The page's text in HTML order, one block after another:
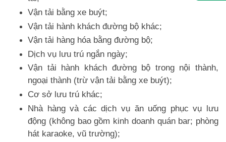
Vận tải bằng xe buýt;
Vận tải hành khách đường bộ khác;
Vận tải hàng hóa bằng đường bộ;
Dịch vụ lưu trú ngắn ngày;
Vận tải hành khách đường bộ trong nội thành,
ngoại thành (trừ vận tải bằng xe buýt);
Cơ sở lưu trú khác;
Nhà hàng và các dịch vụ ăn uống phục vụ lưu
động (không bao gồm kinh doanh quán bar; phòng
hát karaoke, vũ trường);